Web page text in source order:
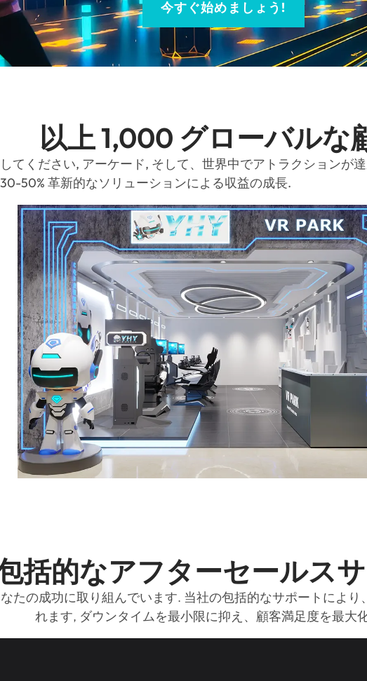
今すぐ始めましょう!
以上 1,000 グローバルな
てください, アーケード, そして、世界中でアトラクションが
30-50% 革新的なソリューションによる収益の成長.
括的なアフターセールス
たの成功に取り組んでいます. 当社の包括的なサポートによ
れます, ダウンタイムを最小限に抑え、顧客満足度を最大